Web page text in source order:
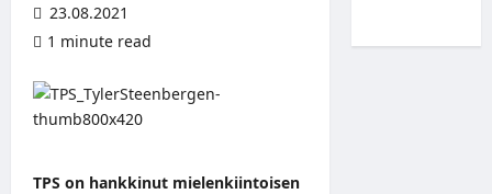
23.08.2021
1 minute read
TPS on hankkinut mielenkiintoisen